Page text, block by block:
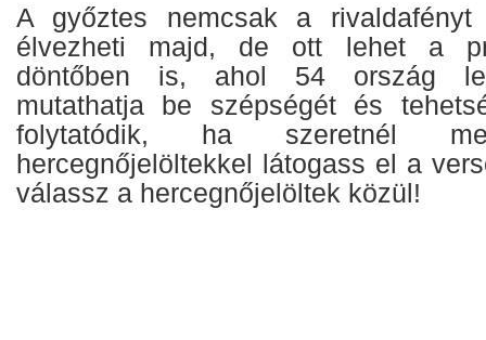
A győztes nemcsak a
élvezheti majd, de ott lehet a
döntőben is, ahol 54 ország
mutathatja be szépségét és
folytatódik, ha szeretnél
hercegnőjelöltekkel látogass el a
válassz a hercegnőjelöltek közül!